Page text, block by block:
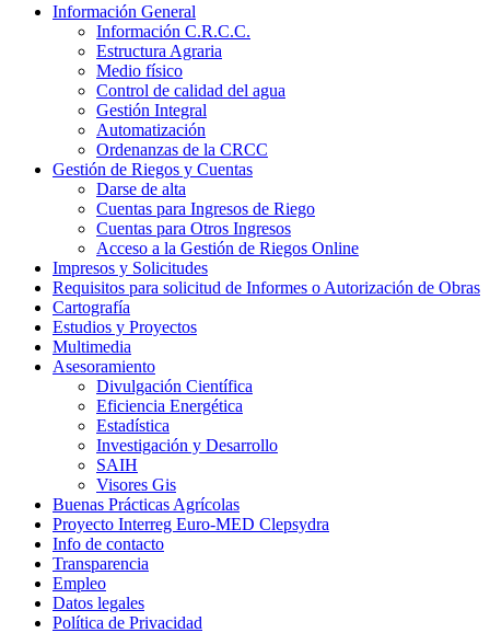
Información General
Información C.R.C.C.
Estructura Agraria
Medio físico
Control de calidad del agua
Gestión Integral
Automatización
Ordenanzas de la CRCC
Gestión de Riegos y Cuentas
Darse de alta
Cuentas para Ingresos de Riego
Cuentas para Otros Ingresos
Acceso a la Gestión de Riegos Online
Impresos y Solicitudes
Requisitos para solicitud de Informes o Autorización de Obras
Cartografía
Estudios y Proyectos
Multimedia
Asesoramiento
Divulgación Científica
Eficiencia Energética
Estadística
Investigación y Desarrollo
SAIH
Visores Gis
Buenas Prácticas Agrícolas
Proyecto Interreg Euro-MED Clepsydra
Info de contacto
Transparencia
Empleo
Datos legales
Política de Privacidad